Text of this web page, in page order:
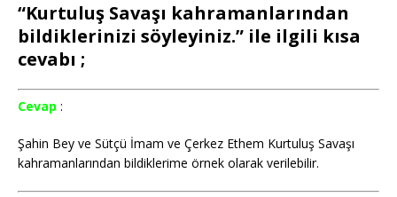
“Kurtuluş Savaşı kahramanlarından
bildiklerinizi söyleyiniz.” ile ilgili kısa
cevabı ;
Cevap :
Şahin Bey ve Sütçü İmam ve Çerkez Ethem Kurtuluş Savaşı
kahramanlarından bildiklerime örnek olarak verilebilir.